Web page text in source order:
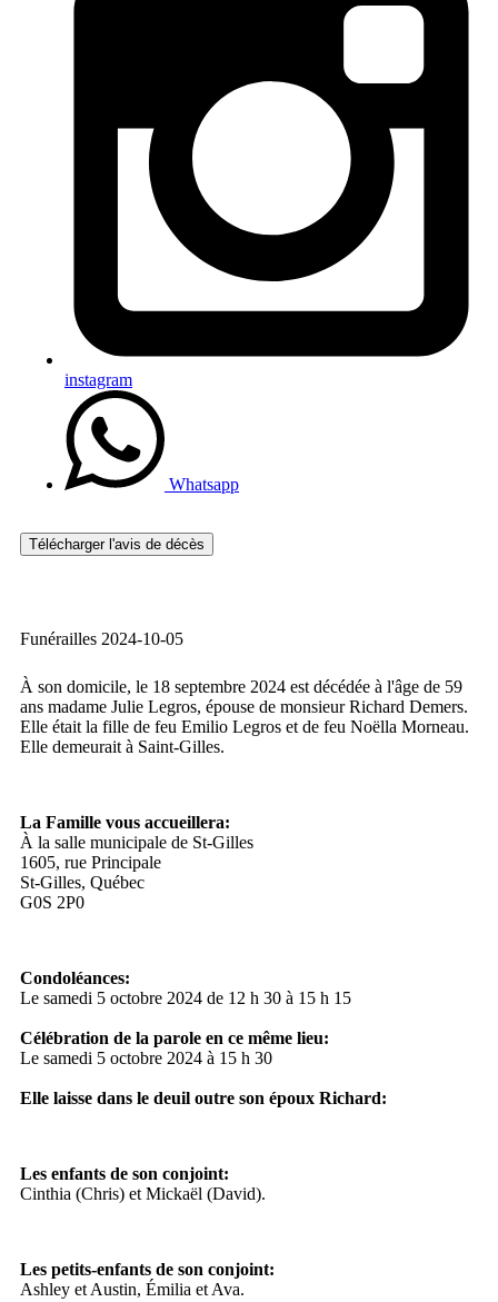
instagram
Whatsapp
Télécharger l'avis de décès
Funérailles 2024-10-05
À son domicile, le 18 septembre 2024 est décédée à l'âge de 59
ans madame Julie Legros, épouse de monsieur Richard Demers.
Elle était la fille de feu Emilio Legros et de feu Noëlla Morneau.
Elle demeurait à Saint-Gilles.
La Famille vous accueillera:
À la salle municipale de St-Gilles
1605, rue Principale
St-Gilles, Québec
G0S 2P0
Condoléances:
Le samedi 5 octobre 2024 de 12 h 30 à 15 h 15
Célébration de la parole en ce même lieu:
Le samedi 5 octobre 2024 à 15 h 30
Elle laisse dans le deuil outre son époux Richard:
Les enfants de son conjoint:
Cinthia (Chris) et Mickaël (David).
Les petits-enfants de son conjoint:
Ashley et Austin, Émilia et Ava.